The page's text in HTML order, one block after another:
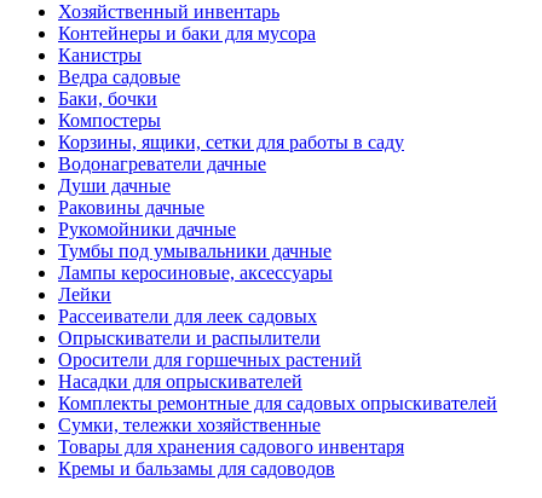
Хозяйственный инвентарь
Контейнеры и баки для мусора
Канистры
Ведра садовые
Баки, бочки
Компостеры
Корзины, ящики, сетки для работы в саду
Водонагреватели дачные
Души дачные
Раковины дачные
Рукомойники дачные
Тумбы под умывальники дачные
Лампы керосиновые, аксессуары
Лейки
Рассеиватели для леек садовых
Опрыскиватели и распылители
Оросители для горшечных растений
Насадки для опрыскивателей
Комплекты ремонтные для садовых опрыскивателей
Сумки, тележки хозяйственные
Товары для хранения садового инвентаря
Кремы и бальзамы для садоводов